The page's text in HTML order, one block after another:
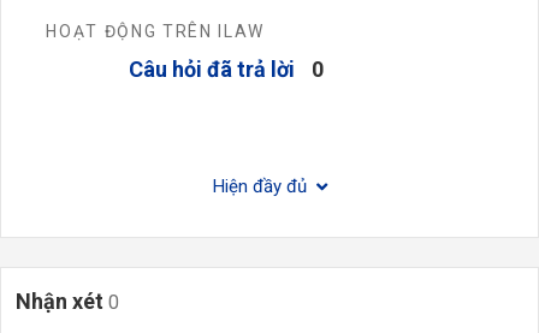
HOẠT ĐỘNG TRÊN ILAW
Câu hỏi đã trả lời 0
Hiện đầy đủ
Nhận xét 0